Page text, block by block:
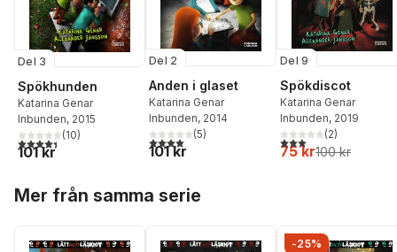
Del 3
Spökhunden
Katarina Genar
Inbunden, 2015
4,4utav 5 stjärnor. Totalt antal röster:
(10)
101 kr
Del 2
Anden i glaset
Katarina Genar
Inbunden, 2014
4,0utav 5 stjärnor. Totalt antal röster:
(5)
101 kr
Del 9
Spökdiscot
Katarina Genar
Inbunden, 2019
3,0utav 5 stjärnor.
(2)
75 kr100 kr
Mer från samma serie
-25%